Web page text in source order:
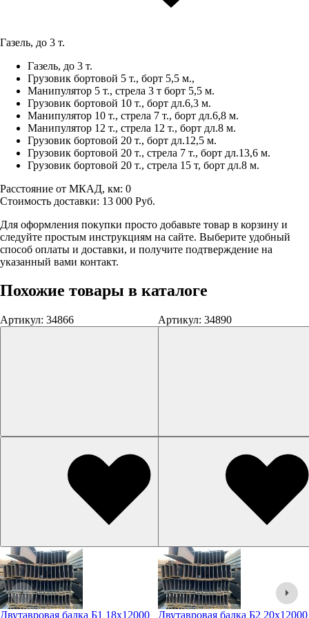
Газель, до 3 т.
Газель, до 3 т.
Грузовик бортовой 5 т., борт 5,5 м.,
Манипулятор 5 т., стрела 3 т борт 5,5 м.
Грузовик бортовой 10 т., борт дл.6,3 м.
Манипулятор 10 т., стрела 7 т., борт дл.6,8 м.
Манипулятор 12 т., стрела 12 т., борт дл.8 м.
Грузовик бортовой 20 т., борт дл.12,5 м.
Грузовик бортовой 20 т., стрела 7 т., борт дл.13,6 м.
Грузовик бортовой 20 т., стрела 15 т, борт дл.8 м.
Расстояние от МКАД, км: 0
Стоимость доставки: 13 000 Руб.
Для оформления покупки просто добавьте товар в корзину и
следуйте простым инструкциям на сайте. Выберите удобный
способ оплаты и доставки, и получите подтверждение на
указанный вами контакт.
Похожие товары в каталоге
Артикул: 34866
Двутавровая балка Б1 18х12000
Артикул: 34890
Двутавровая балка Б2 20х12000